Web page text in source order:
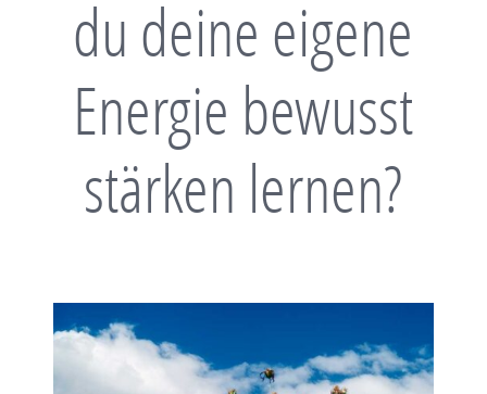
du deine eigene
Energie bewusst
stärken lernen?